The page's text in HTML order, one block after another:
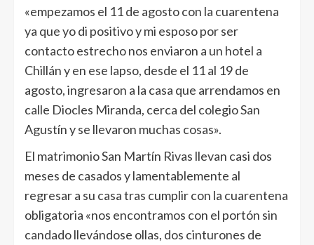
«empezamos el 11 de agosto con la cuarentena
ya que yo di positivo y mi esposo por ser
contacto estrecho nos enviaron a un hotel a
Chillán y en ese lapso, desde el 11 al 19 de
agosto, ingresaron a la casa que arrendamos en
calle Diocles Miranda, cerca del colegio San
Agustín y se llevaron muchas cosas».
El matrimonio San Martín Rivas llevan casi dos
meses de casados y lamentablemente al
regresar a su casa tras cumplir con la cuarentena
obligatoria «nos encontramos con el portón sin
candado llevándose ollas, dos cinturones de